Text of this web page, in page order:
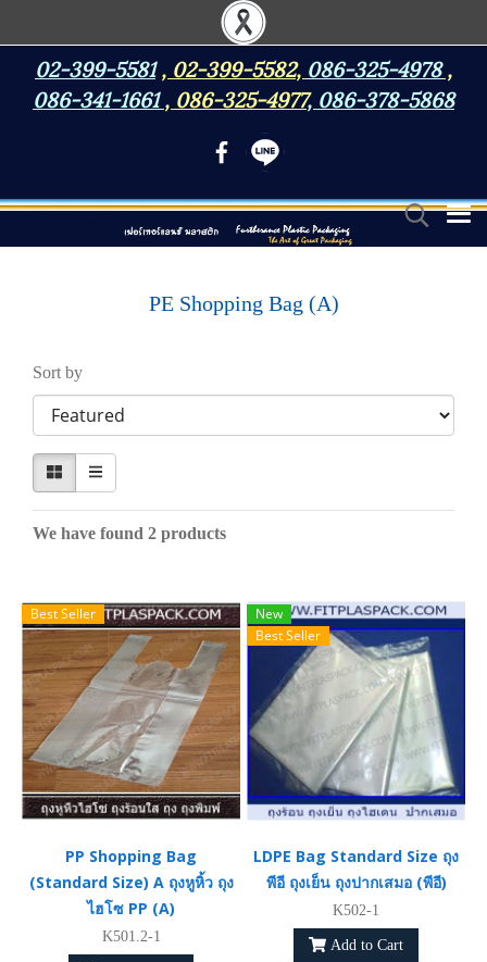
02-399-5581 , 02-399-5582, 086-325-4978,
086-341-1661 , 086-325-4977, 086-378-5868
PE Shopping Bag (A)
Sort by
We have found 2 products
Best Seller
PP Shopping Bag
(Standard Size) A ถุงหูหิ้ว ถุง
ไฮโซ PP (A)
K501.2-1
New
Best Seller
LDPE Bag Standard Size ถุง
พีอี ​ถุงเย็น ถุงปากเสมอ (พีอี)
K502-1
Add to Cart